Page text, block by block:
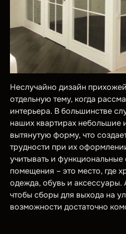
Неслучайно дизайн
отдельную тему, когда
интерьера. В большинстве
наших квартирах небольшие
вытянутую форму, что
трудности при их
учитывать и функциональные
помещения – это место, где
одежда, обувь и аксессуары.
чтобы сборы для выхода на
возможности достаточно